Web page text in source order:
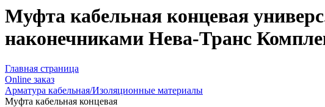
Муфта кабельная концевая
наконечниками Нева-Транс
Главная страница
Оnline заказ
Арматура кабельная/Изоляционные материалы
Муфта кабельная концевая